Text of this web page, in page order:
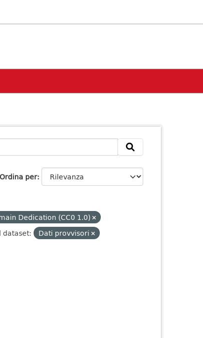
Ordina per
Dedication (CC0 1.0)
dataset: Dati provvisori